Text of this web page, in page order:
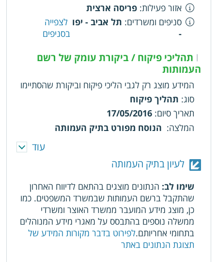
אזור פעילות: פריסה ארצית
סניפים ומשרדים: תל אביב - יפו
-
לצפייה
בסניפים
| תהליכי פיקוח / ביקורת עומק של רשם
העמותות
המידע מוצג רק לגבי הליכי פיקוח וביקורת שהסתיימו
סוג: תהליך פיקוח
תאריך סיום:
17/05/2016
המלצה: הנוסח מפורט בתיק העמותה
תאריך סיום:
16/12/2015
עוד
לעיון בתיק העמותה
שימו לב: הנתונים מוצגים בהתאם לדיווח האחרון
שהתקבל ברשם העמותות שבמשרד המשפטים. כמו
כן, מוצג מידע המועבר ממשרד האוצר ומשרדי
ממשלה נוספים בהתבסס על מאגרי מידע המנוהלים
בתחומי אחריותם.לפירוט בדבר מקורות המידע של
תצוגת הנתונים באתר